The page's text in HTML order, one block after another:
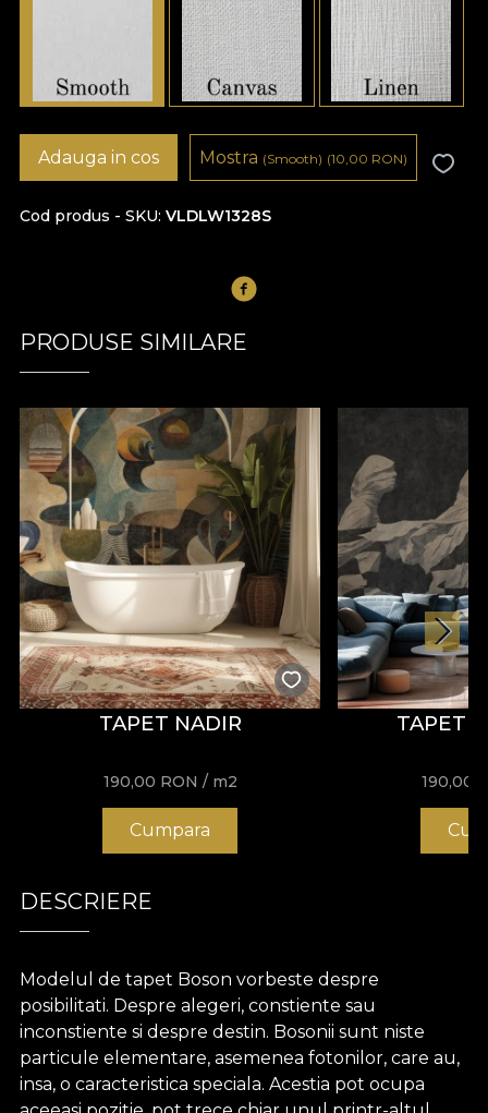
Cod produs - SKU VLDLW1328S
Adauga in cos Mostra (Smooth) (10,00 RON)
PRODUSE SIMILARE
TAPET NADIR
190,00 RON / m2
Cumpara
TAPET
190,00
DESCRIERE
Modelul de tapet Boson vorbeste despre
posibilitati. Despre alegeri, constiente sau
inconstiente si despre destin. Bosonii sunt niste
particule elementare, asemenea fotonilor, care au,
insa, o caracteristica speciala. Acestia pot ocupa